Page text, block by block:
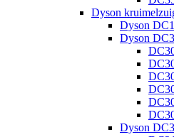
Dyson
Dyson
Dyson
Dyson